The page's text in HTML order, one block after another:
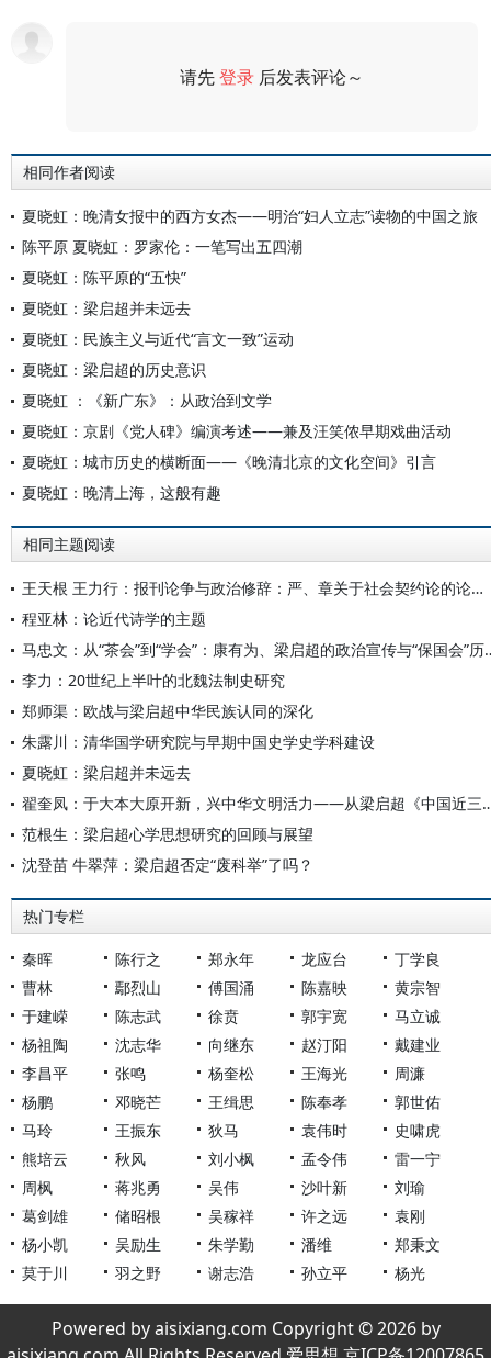
请先登录 后发表评论～
相同作者阅读
夏晓虹：晚清女报中的西方女杰——明治“妇人立志”读物的中国之旅
陈平原 夏晓虹：罗家伦：一笔写出五四潮
夏晓虹：陈平原的“五快”
夏晓虹：梁启超并未远去
夏晓虹：民族主义与近代“言文一致”运动
夏晓虹：梁启超的历史意识
夏晓虹 ：《新广东》：从政治到文学
夏晓虹：京剧《党人碑》编演考述——兼及汪笑侬早期戏曲活动
夏晓虹：城市历史的横断面——《晚清北京的文化空间》引言
夏晓虹：晚清上海，这般有趣
相同主题阅读
王天根 王力行：报刊论争与政治修辞：严、章关于社会契约论的论辩及其媒介意义
程亚林：论近代诗学的主题
马忠文：从“茶会”到“
李力：20世纪上半叶的北魏法制史研究
郑师渠：欧战与梁启超中华民族认同的深化
朱露川：清华国学研究院与早期中国史学史学科建设
夏晓虹：梁启超并未远去
翟奎凤：于大本大原开新，兴中华
范根生：梁启超心学思想研究的回顾与展望
沈登苗 牛翠萍：梁启超否定“废科举”了吗？
热门专栏
秦晖 陈行之 郑永年 龙应台
丁学良
曹林
鄢烈山 傅国涌 陈嘉映
黄宗智
于建嵘
陈志武 徐贲 郭宇宽
马立诚
杨祖陶
沈志华 向继东 赵汀阳
戴建业
李昌平
张鸣 杨奎松 王海光
周濂
杨鹏
邓晓芒 王缉思 陈奉孝
郭世佑
马玲
王振东 狄马 袁伟时
史啸虎
熊培云
秋风 刘小枫 孟令伟
雷一宁
周枫
蒋兆勇 吴伟 沙叶新
刘瑜
葛剑雄
储昭根 吴稼祥 许之远
袁刚
杨小凯
吴励生 朱学勤 潘维
郑秉文
莫于川
羽之野 谢志浩 孙立平 杨光
Powered by aisixiang.com Copyright © 2026 by